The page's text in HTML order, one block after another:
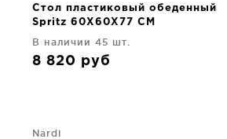
Стол пластиковый обеденный
Spritz 60X60X77 CM
В наличии 45 шт.
8 820 руб
Nardi